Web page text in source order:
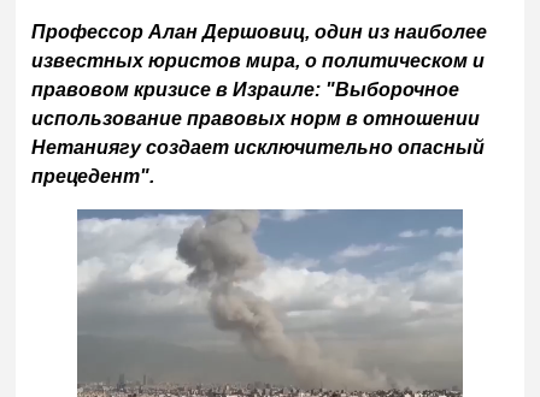
Профессор Алан Дершовиц, один из наиболее
известных юристов мира, о политическом и
правовом кризисе в Израиле: "Выборочное
использование правовых норм в отношении
Нетаниягу создает исключительно опасный
прецедент".